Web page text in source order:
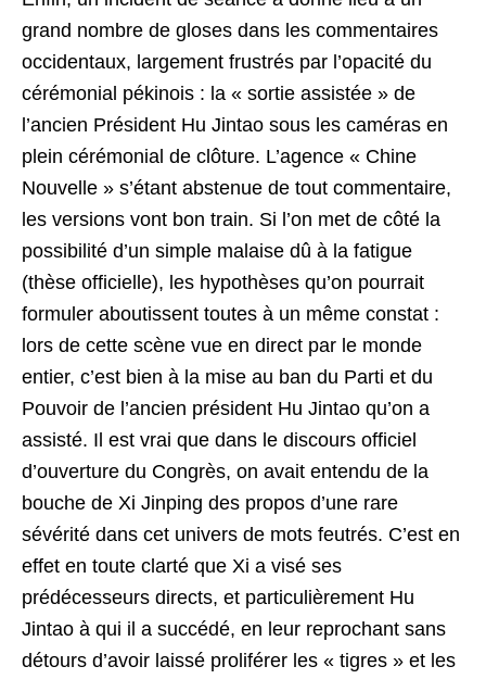
grand nombre de gloses dans les commentaires
occidentaux, largement frustrés par l’opacité du
cérémonial pékinois : la « sortie assistée » de
l’ancien Président Hu Jintao sous les caméras en
plein cérémonial de clôture. L’agence « Chine
Nouvelle » s’étant abstenue de tout commentaire,
les versions vont bon train. Si l’on met de côté la
possibilité d’un simple malaise dû à la fatigue
(thèse officielle), les hypothèses qu’on pourrait
formuler aboutissent toutes à un même constat :
lors de cette scène vue en direct par le monde
entier, c’est bien à la mise au ban du Parti et du
Pouvoir de l’ancien président Hu Jintao qu’on a
assisté. Il est vrai que dans le discours officiel
d’ouverture du Congrès, on avait entendu de la
bouche de Xi Jinping des propos d’une rare
sévérité dans cet univers de mots feutrés. C’est en
effet en toute clarté que Xi a visé ses
prédécesseurs directs, et particulièrement Hu
Jintao à qui il a succédé, en leur reprochant sans
détours d’avoir laissé proliférer les « tigres » et les